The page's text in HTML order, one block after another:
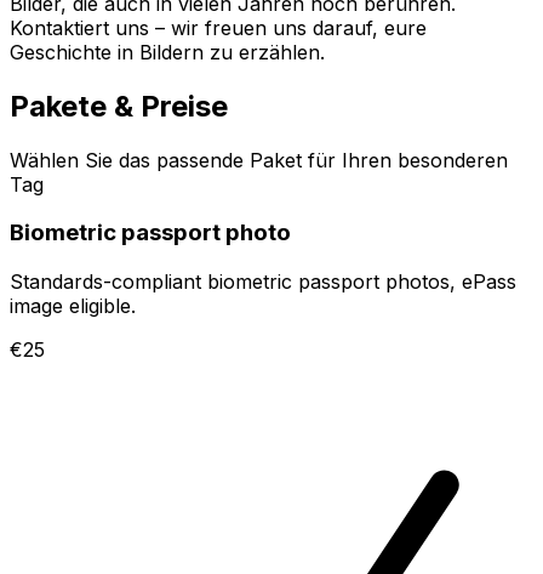
Kontaktiert uns – wir freuen uns darauf, eure
Geschichte in Bildern zu erzählen.
Pakete & Preise
Wählen Sie das passende Paket für Ihren besonderen
Tag
Biometric passport photo
Standards-compliant biometric passport photos, ePass
image eligible.
€25